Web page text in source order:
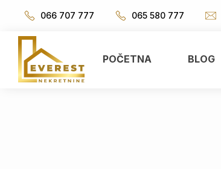
066 707 777 065 580 777
POČETNA BLOG